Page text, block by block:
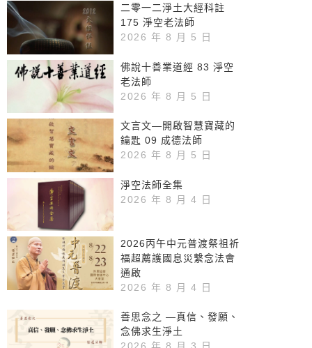
二零一二淨土大經科註
175 淨空老法師
2026 年 8 月 5 日
佛說十善業道經 83 淨空
老法師
2026 年 8 月 5 日
文言文—開啟智慧寶藏的
鑰匙 09 成德法師
2026 年 8 月 5 日
淨空法師全集
2026 年 8 月 4 日
2026丙午中元普渡祭祖祈
福超薦護國息災繫念法會
通啟
2026 年 8 月 4 日
善思念之 —真信、發願、
念佛求生淨土